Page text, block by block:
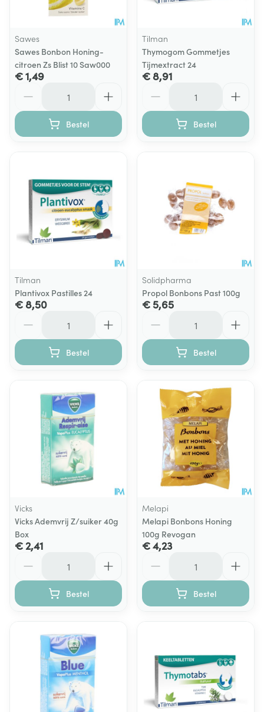
Sawes
Sawes Bonbon Honing-
citroen Zs Blist 10 Saw000
€ 1,49
Bestel
Tilman
Thymogom Gommetjes
Tijmextract 24
€ 8,91
Bestel
Tilman
Plantivox Pastilles 24
€ 8,50
Bestel
Solidpharma
Propol Bonbons Past 100g
€ 5,65
Bestel
Vicks
Vicks Ademvrij Z/suiker 40g
Box
€ 2,41
Bestel
Melapi
Melapi Bonbons Honing
100g Revogan
€ 4,23
Bestel